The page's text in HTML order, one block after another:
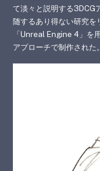
て淡々と説明する3DCG
随するあり得ない研究を
「Unreal Engine 4」を
アプローチで制作された。